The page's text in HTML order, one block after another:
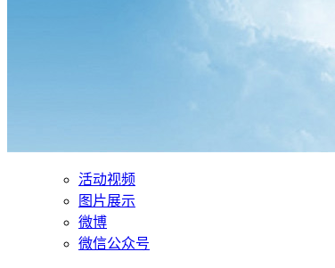
活动视频
图片展示
微博
微信公众号